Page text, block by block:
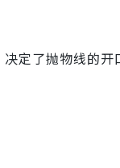
定了抛物线的